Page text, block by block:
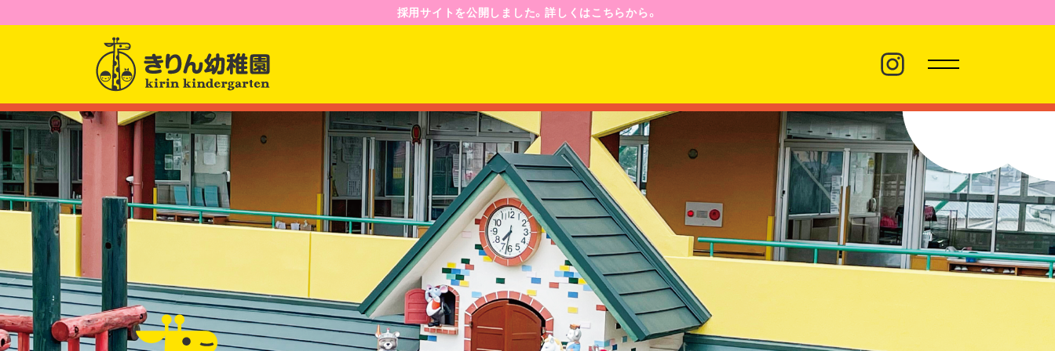
採用サイトを公開しました。詳しくはこちらから。
園からのお知らせ
園について
園長先生からのメッセージ
課題活動
クラス紹介
園のようす
園の一日
年間行事予定
入園案内
募集要項
Q&A
バス経路
プライバシーポリシー